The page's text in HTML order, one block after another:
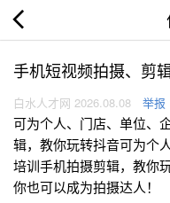
手机短视频拍摄、剪
白水人才网 2026.08.08 举报
可为个人、门店、单位、
辑，教你玩转抖音可为个
培训手机拍摄剪辑，教你
你也可以成为拍摄达人！